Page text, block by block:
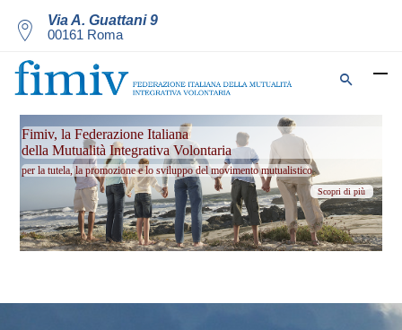
Via A. Guattani 9
00161 Roma
Fimiv, la Federazione Italiana
della Mutualità Integrativa Volontaria
per la tutela, la promozione e lo sviluppo del movimento mutualistico
Scopri di più